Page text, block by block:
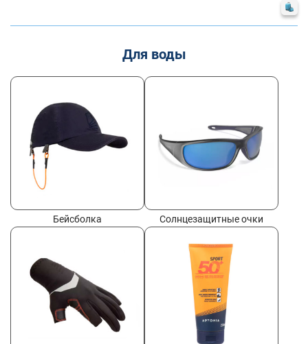
Для воды
Бейсболка Солнцезащитные очки